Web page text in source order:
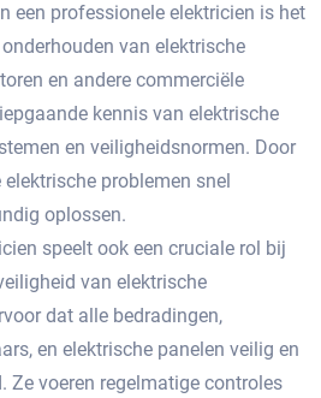
een professionele elektricien is het
van elektrische
en andere commerciële
kennis van elektrische
en veiligheidsnormen. Door
problemen snel
oplossen.​
speelt ook een cruciale rol bij
van elektrische
dat alle bedradingen,
en elektrische panelen veilig en
Ze voeren regelmatige controles